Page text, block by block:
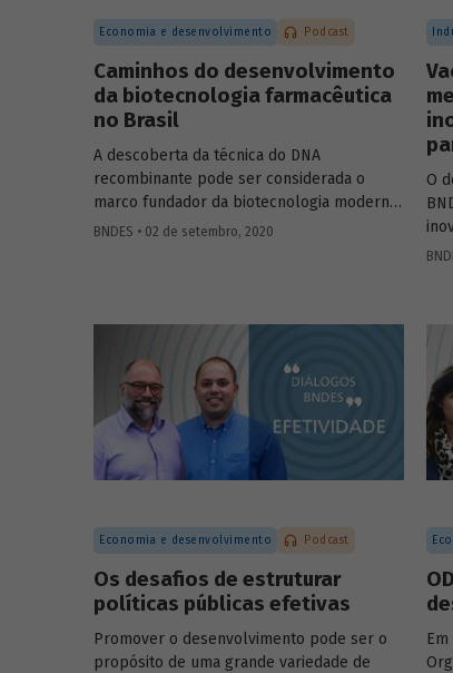
Economia e desenvolvimento Podcast
Caminhos do desenvolvimento
da biotecnologia farmacêutica
no Brasil
A descoberta da técnica do DNA
recombinante pode ser considerada o
marco fundador da biotecnologia moderna,
permitindo criar células capazes de
para diagnóstico e de materiais médicos
e odontológicos, assim como em novos
campos como a terapia celular e a terapia
gênica. Entenda como se deu a estratégia
de incorporação da biotecnologia pelo
setor farmacêutico no Brasil.
BNDES • 02 de setembro, 2020
O
de
o
Economia e desenvolvimento Podcast
Os desafios de estruturar
políticas públicas efetivas
Promover o desenvolvimento pode ser o
propósito de uma grande variedade de